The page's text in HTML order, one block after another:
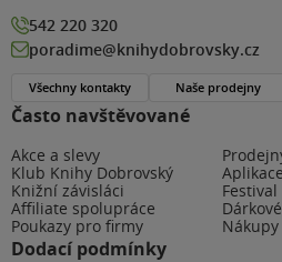
Často navštěvované
Akce a slevy
Klub Knihy Dobrovský
Knižní závisláci
Affiliate spolupráce
Poukazy pro firmy
Dodací podmínky
542 220 320
poradime@knihydobrovsky.cz
Všechny kontakty Naše prodejny